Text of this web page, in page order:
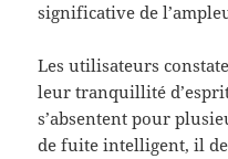
significative de
Les utilisateurs
leur tranquillité
s’absentent pour
de fuite intelligent, il